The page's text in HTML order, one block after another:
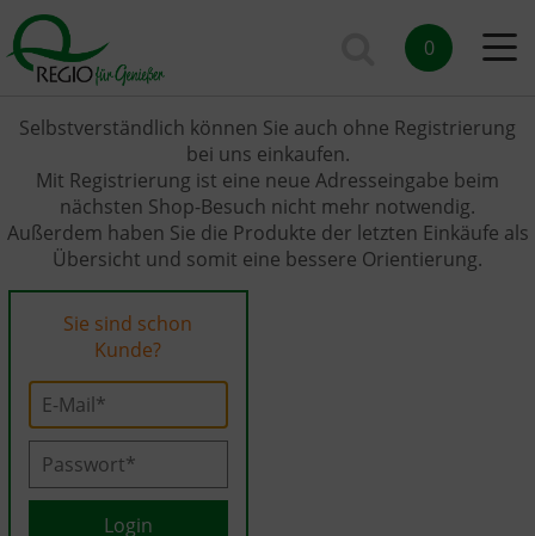
0
Selbstverständlich können Sie auch ohne Registrierung
bei uns einkaufen.
Mit Registrierung ist eine neue Adresseingabe beim
nächsten Shop-Besuch nicht mehr notwendig.
Außerdem haben Sie die Produkte der letzten Einkäufe als
Übersicht und somit eine bessere Orientierung.
Sie sind schon
Kunde?